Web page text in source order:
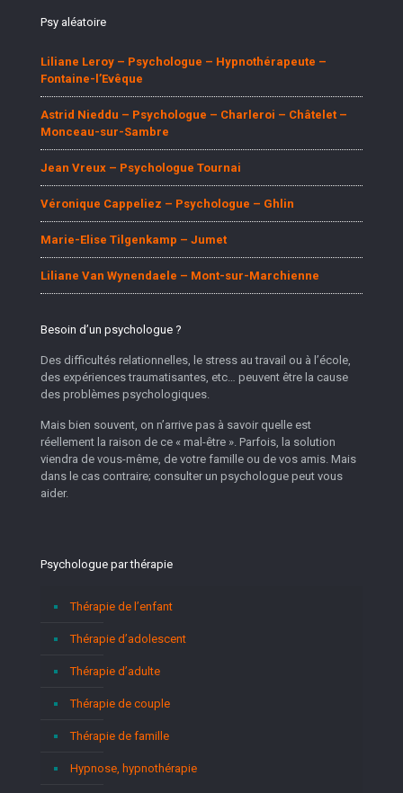
Psy aléatoire
Liliane Leroy – Psychologue – Hypnothérapeute –
Fontaine-l’Evêque
Astrid Nieddu – Psychologue – Charleroi – Châtelet –
Monceau-sur-Sambre
Jean Vreux – Psychologue Tournai
Véronique Cappeliez – Psychologue – Ghlin
Marie-Elise Tilgenkamp – Jumet
Liliane Van Wynendaele – Mont-sur-Marchienne
Besoin d’un psychologue ?
Des difficultés relationnelles, le stress au travail ou à l’école,
des expériences traumatisantes, etc… peuvent être la cause
des problèmes psychologiques.
Mais bien souvent, on n’arrive pas à savoir quelle est
réellement la raison de ce « mal-être ». Parfois, la solution
viendra de vous-même, de votre famille ou de vos amis. Mais
dans le cas contraire; consulter un psychologue peut vous
aider.
Psychologue par thérapie
Thérapie de l’enfant
Thérapie d’adolescent
Thérapie d’adulte
Thérapie de couple
Thérapie de famille
Hypnose, hypnothérapie